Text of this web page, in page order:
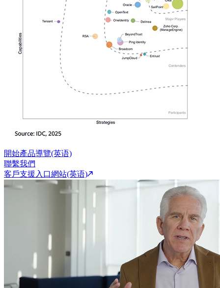
開始產品導覽(英语)
聯繫我們
客戶支援入口網站(英语)